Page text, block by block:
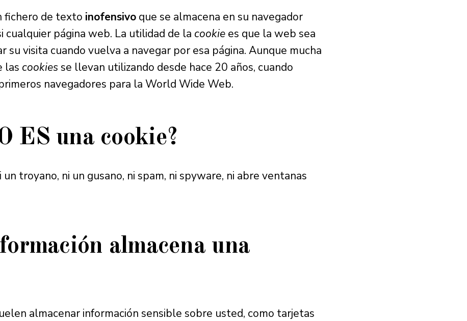
fichero de texto inofensivo que se almacena en su navegador
cualquier página web. La utilidad de la cookie es que la web sea
su visita cuando vuelva a navegar por esa página. Aunque mucha
las cookiesse llevan utilizando desde hace 20 años, cuando
navegadores para la World Wide Web.
ES una cookie?
un troyano, ni un gusano, ni spam, ni spyware, ni abre ventanas
almacena una
almacenar información sensible sobre usted, como tarjetas